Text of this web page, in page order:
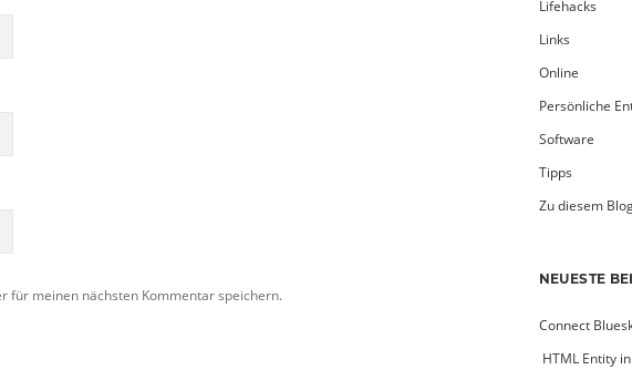
für meinen nächsten Kommentar speichern.
Lifehacks
Links
Online
Persönliche
Software
Tipps
Zu diesem
NEUESTE
Connect
HTML Entity